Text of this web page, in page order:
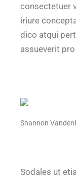
consectetuer
iriure
dico atqui
assueverit
Shannon
Sodales ut